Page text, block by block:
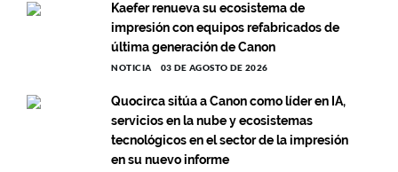
Kaefer renueva su ecosistema de
impresión con equipos refabricados de
última generación de Canon
NOTICIA 03 DE AGOSTO DE 2026
Quocirca sitúa a Canon como líder en IA,
servicios en la nube y ecosistemas
tecnológicos en el sector de la impresión
en su nuevo informe